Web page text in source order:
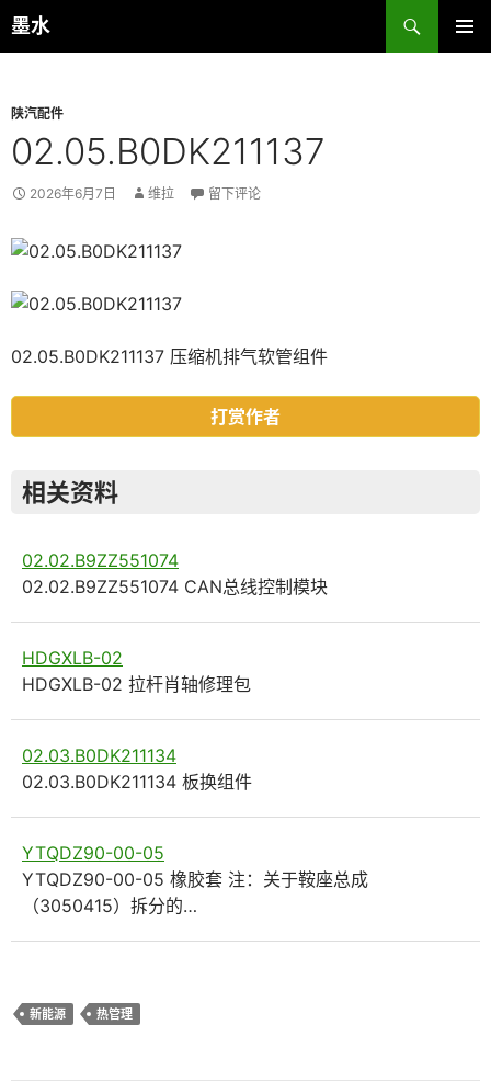
跳
至
墨水
搜
索
陕汽配件
02.05.B0DK211137
2026年6月7日 维拉 留下评论
02.05.B0DK211137 压缩机排气软管组件
打赏作者
相关资料
02.02.B9ZZ551074
02.02.B9ZZ551074 CAN总线控制模块
HDGXLB-02
HDGXLB-02 拉杆肖轴修理包
02.03.B0DK211134
02.03.B0DK211134 板换组件
YTQDZ90-00-05
YTQDZ90-00-05 橡胶套 注：关于鞍座总成
（3050415）拆分的…
新能源 热管理